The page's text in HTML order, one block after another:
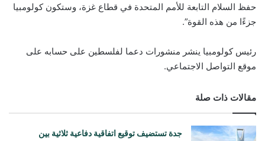
حفظ السلام التابعة للأمم المتحدة في قطاع غزة، وستكون كولومبيا
جزءًا من هذه القوة”.
رئيس كولومبيا ينشر منشورات دعما لفلسطين على حسابه على
موقع التواصل الاجتماعي.
مقالات ذات صلة
جدة تستضيف توقيع اتفاقية دفاعية ثلاثية بين